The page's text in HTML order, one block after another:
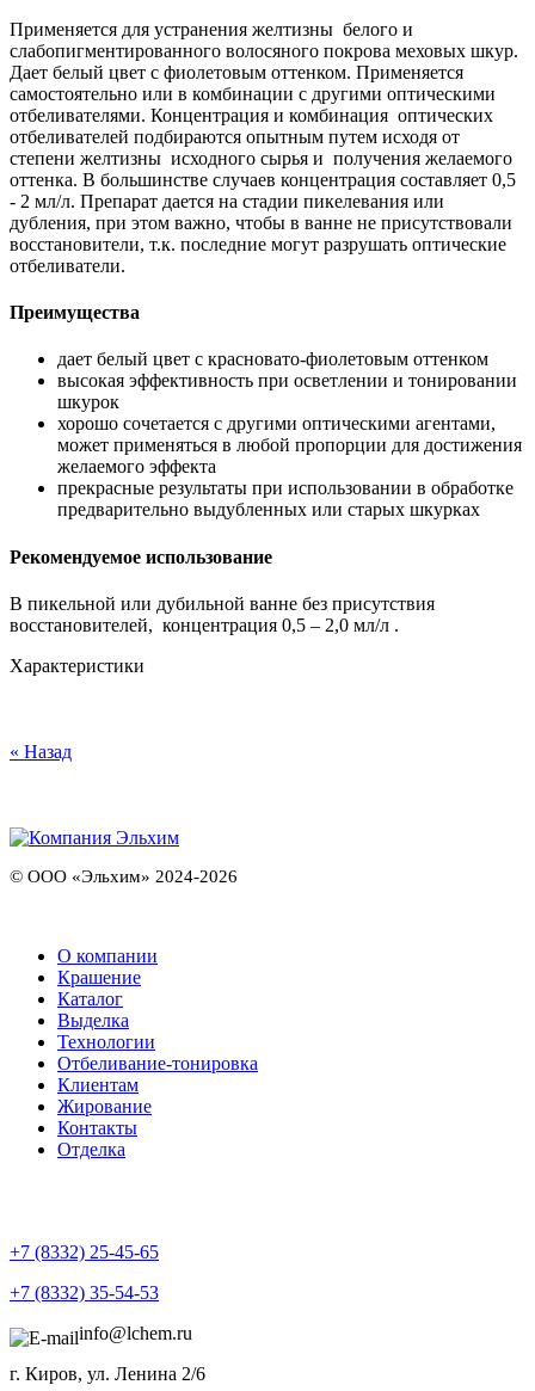
Применяется для устранения желтизны белого и
слабопигментированного волосяного покрова меховых шкур.
Дает белый цвет с фиолетовым оттенком. Применяется
самостоятельно или в комбинации с другими оптическими
отбеливателями. Концентрация и комбинация оптических
отбеливателей подбираются опытным путем исходя от
степени желтизны исходного сырья и получения желаемого
оттенка. В большинстве случаев концентрация составляет 0,5
- 2 мл/л. Препарат дается на стадии пикелевания или
дубления, при этом важно, чтобы в ванне не присутствовали
восстановители, т.к. последние могут разрушать оптические
отбеливатели.
Преимущества
дает белый цвет с красновато-фиолетовым оттенком
высокая эффективность при осветлении и тонировании
шкурок
хорошо сочетается с другими оптическими агентами,
может применяться в любой пропорции для достижения
желаемого эффекта
прекрасные результаты при использовании в обработке
предварительно выдубленных или старых шкурках
Рекомендуемое использование
В пикельной или дубильной ванне без присутствия
восстановителей, концентрация 0,5 – 2,0 мл/л .
Характеристики
« Назад
© ООО «Эльхим» 2024-2026
О компании
Крашение
Каталог
Выделка
Технологии
Отбеливание-тонировка
Клиентам
Жирование
Контакты
Отделка
+7 (8332) 25-45-65
+7 (8332) 35-54-53
info@lchem.ru
г. Киров, ул. Ленина 2/6